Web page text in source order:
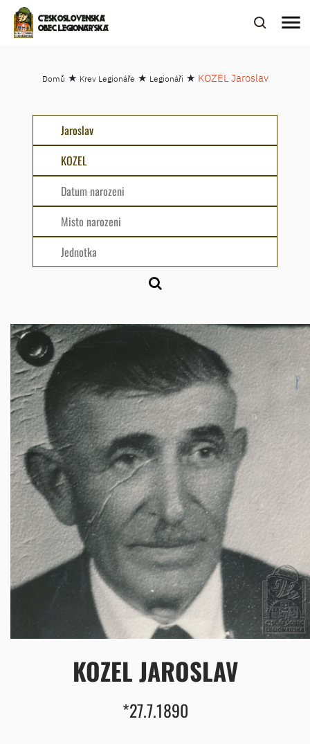
ČESKOSLOVENSKÁ
OBEC LEGIONÁŘSKÁ
menu
Domů ★ Krev Legionáře ★ Legionáři ★ KOZEL Jaroslav
KOZEL JAROSLAV
*27.7.1890